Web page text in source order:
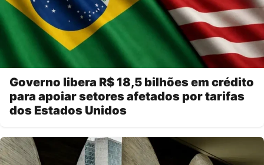
Governo libera R$ 18,5 bilhões em crédito
para apoiar setores afetados por tarifas
dos Estados Unidos